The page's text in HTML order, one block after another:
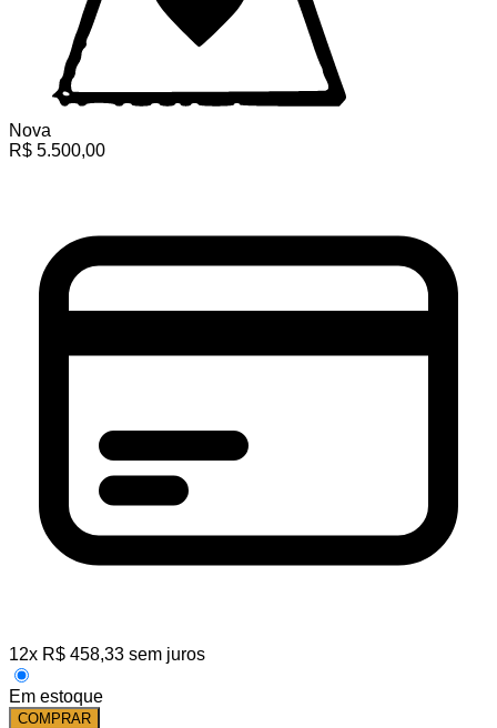
Nova
R$ 5.500,00
12x R$ 458,33 sem juros
Em estoque
COMPRAR